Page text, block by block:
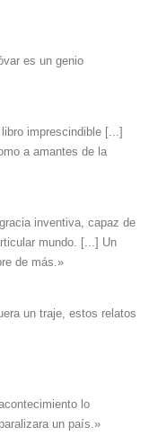
es un genio
imprescindible [...]
a amantes de la
inventiva, capaz de
mundo. [...] Un
de más.»
un traje, estos relatos
lo
un país.»